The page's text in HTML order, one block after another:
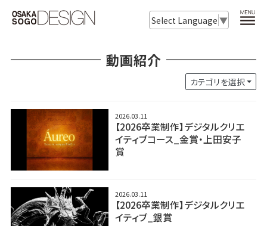
Select Language ▼
動画紹介
カテゴリを選択
2026.03.11
【2026卒業制作】デジタルクリエ
イティブコース_金賞・上田安子
賞
2026.03.11
【2026卒業制作】デジタルクリエ
イティブ_銀賞